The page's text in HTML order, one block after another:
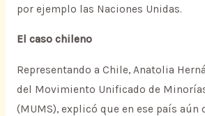
por ejemplo las Naciones Unidas.
El caso chileno
Representando a Chile, Anatolia
del Movimiento Unificado de
(MUMS), explicó que en ese país aún